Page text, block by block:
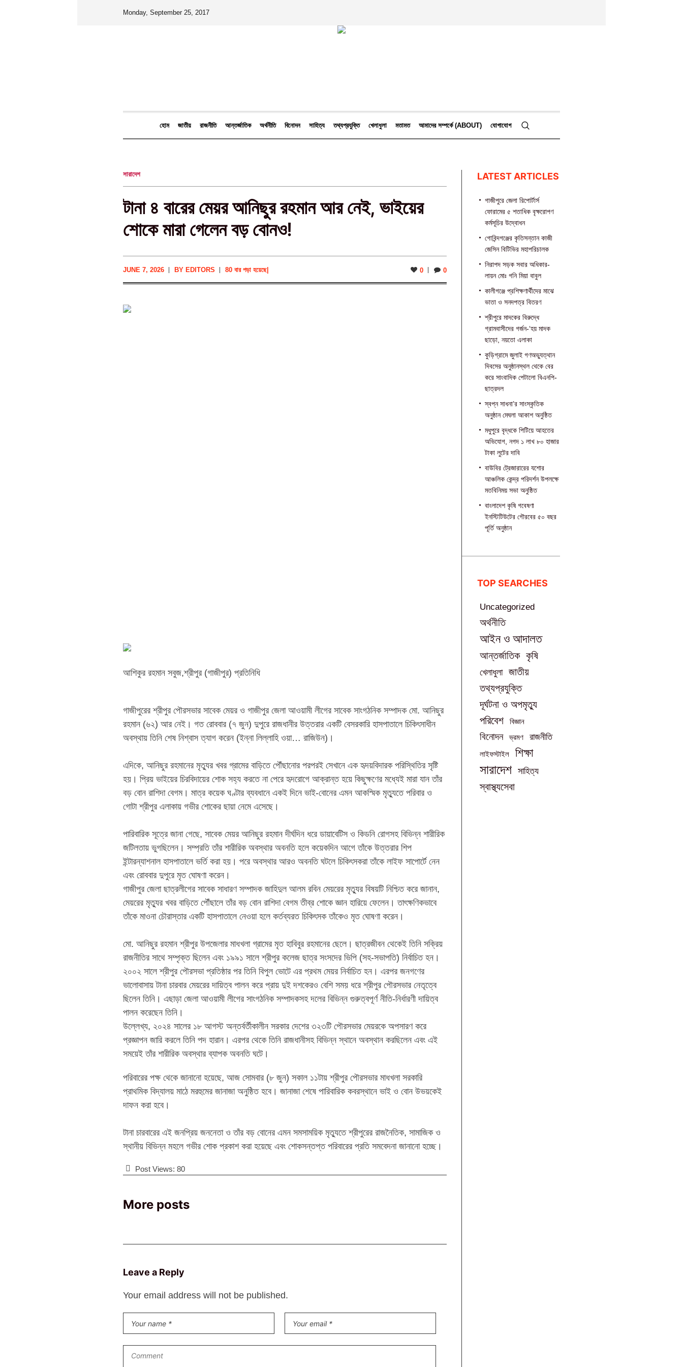
Monday, September 25, 2017
হোম জাতীয় রাজনীতি আন্তর্জাতিক অর্থনীতি বিনোদন সাহিত্য তথ্যপ্রযুক্তি খেলাধুলা মতামত আমাদের সম্পর্কে (ABOUT) যোগাযোগ
সারাদেশ
টানা ৪ বারের মেয়র আনিছুর রহমান আর নেই, ভাইয়ের
শোকে মারা গেলেন বড় বোনও!
JUNE 7, 2026 BY EDITORS |
80 বার পড়া হয়েছে 0 0
আশিকুর রহমান সবুজ,​শ্রীপুর (গাজীপুর) প্রতিনিধি
‎গাজীপুরের শ্রীপুর পৌরসভার সাবেক মেয়র ও গাজীপুর জেলা আওয়ামী লীগের সাবেক সাংগঠনিক সম্পাদক মো. আনিছুর
রহমান (৬২) আর নেই। গত রোববার (৭ জুন) দুপুরে রাজধানীর উত্তরার একটি বেসরকারি হাসপাতালে চিকিৎসাধীন
অবস্থায় তিনি শেষ নিশ্বাস ত্যাগ করেন (ইন্না লিল্লাহি ওয়া… রাজিউন)।
‎​এদিকে, আনিছুর রহমানের মৃত্যুর খবর গ্রামের বাড়িতে পৌঁছানোর পরপরই সেখানে এক হৃদয়বিদারক পরিস্থিতির সৃষ্টি
হয়। প্রিয় ভাইয়ের চিরবিদায়ের শোক সহ্য করতে না পেরে হৃদরোগে আক্রান্ত হয়ে কিছুক্ষণের মধ্যেই মারা যান তাঁর
বড় বোন রাশিদা বেগম। মাত্র কয়েক ঘণ্টার ব্যবধানে একই দিনে ভাই-বোনের এমন আকস্মিক মৃত্যুতে পরিবার ও
গোটা শ্রীপুর এলাকায় গভীর শোকের ছায়া নেমে এসেছে।
‎পারিবারিক সূত্রে জানা গেছে, সাবেক মেয়র আনিছুর রহমান দীর্ঘদিন ধরে ডায়াবেটিস ও কিডনি রোগসহ বিভিন্ন শারীরিক
জটিলতায় ভুগছিলেন। সম্প্রতি তাঁর শারীরিক অবস্থার অবনতি হলে কয়েকদিন আগে তাঁকে উত্তরার শিপ
ইন্টারন্যাশনাল হাসপাতালে ভর্তি করা হয়। পরে অবস্থার আরও অবনতি ঘটলে চিকিৎসকরা তাঁকে লাইফ সাপোর্টে নেন
এবং রোববার দুপুরে মৃত ঘোষণা করেন।
‎​গাজীপুর জেলা ছাত্রলীগের সাবেক সাধারণ সম্পাদক জাহিদুল আলম রবিন মেয়রের মৃত্যুর বিষয়টি নিশ্চিত করে জানান,
মেয়রের মৃত্যুর খবর বাড়িতে পৌঁছালে তাঁর বড় বোন রাশিদা বেগম তীব্র শোকে জ্ঞান হারিয়ে ফেলেন। তাৎক্ষণিকভাবে
তাঁকে মাওনা চৌরাস্তার একটি হাসপাতালে নেওয়া হলে কর্তব্যরত চিকিৎসক তাঁকেও মৃত ঘোষণা করেন।
‎মো. আনিছুর রহমান শ্রীপুর উপজেলার মাধখলা গ্রামের মৃত হাবিবুর রহমানের ছেলে। ছাত্রজীবন থেকেই তিনি সক্রিয়
রাজনীতির সাথে সম্পৃক্ত ছিলেন এবং ১৯৯১ সালে শ্রীপুর কলেজ ছাত্র সংসদের ভিপি (সহ-সভাপতি) নির্বাচিত হন।
২০০২ সালে শ্রীপুর পৌরসভা প্রতিষ্ঠার পর তিনি বিপুল ভোটে এর প্রথম মেয়র নির্বাচিত হন। এরপর জনগণের
ভালোবাসায় টানা চারবার মেয়রের দায়িত্ব পালন করে প্রায় দুই দশকেরও বেশি সময় ধরে শ্রীপুর পৌরসভার নেতৃত্বে
ছিলেন তিনি। এছাড়া জেলা আওয়ামী লীগের সাংগঠনিক সম্পাদকসহ দলের বিভিন্ন গুরুত্বপূর্ণ নীতি-নির্ধারণী দায়িত্ব
পালন করেছেন তিনি।
‎​উল্লেখ্য, ২০২৪ সালের ১৮ আগস্ট অন্তর্বর্তীকালীন সরকার দেশের ৩২৩টি পৌরসভার মেয়রকে অপসারণ করে
প্রজ্ঞাপন জারি করলে তিনি পদ হারান। এরপর থেকে তিনি রাজধানীসহ বিভিন্ন স্থানে অবস্থান করছিলেন এবং এই
সময়েই তাঁর শারীরিক অবস্থার ব্যাপক অবনতি ঘটে।
‎পরিবারের পক্ষ থেকে জানানো হয়েছে, আজ সোমবার (৮ জুন) সকাল ১১টায় শ্রীপুর পৌরসভার মাধখলা সরকারি
প্রাথমিক বিদ্যালয় মাঠে মরহুমের জানাজা অনুষ্ঠিত হবে। জানাজা শেষে পারিবারিক কবরস্থানে ভাই ও বোন উভয়কেই
দাফন করা হবে।
‎​টানা চারবারের এই জনপ্রিয় জননেতা ও তাঁর বড় বোনের এমন সমসাময়িক মৃত্যুতে শ্রীপুরের রাজনৈতিক, সামাজিক ও
স্থানীয় বিভিন্ন মহলে গভীর শোক প্রকাশ করা হয়েছে এবং শোকসন্তপ্ত পরিবারের প্রতি সমবেদনা জানানো হচ্ছে।
Post Views: 80
More posts
Leave a Reply
Your email address will not be published.
LATEST ARTICLES
গাজীপুরে জেলা রিপোর্টার্স
ফোরামের ৫ শতাধিক বৃক্ষরোপণ
কর্মসূচির উদ্বোধন
গোবিন্দগঞ্জের কৃতিসন্তান কাজী
জেসিন বিটিভির মহাপরিচালক
নিরাপদ সড়ক সবার অধিকার-
লায়ন মোঃ গনি মিয়া বাবুল
কালীগঞ্জে প্রশিক্ষণার্থীদের মাঝে
ভাতা ও সনদপত্র বিতরণ
শ্রীপুরে মাদকের বিরুদ্ধে
গ্রামবাসীদের গর্জন-‘হয় মাদক
ছাড়ো, নয়তো এলাকা
কুড়িগ্রামে জুলাই গণঅভ্যুত্থান
দিবসের অনুষ্ঠানস্থল থেকে বের
করে সাংবাদিক পেটালো বিএনপি-
ছাত্রদল
স্বপ্ন সাধনা’র সাংস্কৃতিক
অনুষ্ঠান মেঘলা আকাশ অনুষ্ঠিত
মধুপুরে বৃদ্ধকে পিটিয়ে আহতের
অভিযোগ, নগদ ১ লাখ ৮০ হাজার
টাকা লুটের দাবি
বাউবির ট্রেজারারের যশোর
আঞ্চলিক কেন্দ্র পরিদর্শন উপলক্ষে
মতবিনিময় সভা অনুষ্ঠিত
বাংলাদেশ কৃষি গবেষণা
ইনস্টিটিউটের গৌরবের ৫০ বছর
পূর্তি অনুষ্ঠান
TOP SEARCHES
Uncategorized
অর্থনীতি
আইন ও আদালত
আন্তর্জাতিক কৃষি
খেলাধুলা জাতীয়
তথ্যপ্রযুক্তি
দূর্ঘটনা ও অপমৃত্যু
পরিবেশ বিজ্ঞান
বিনোদন ভ্রমণ রাজনীতি
লাইফস্টাইল শিক্ষা
সারাদেশ সাহিত্য
স্বাস্থ্যসেবা